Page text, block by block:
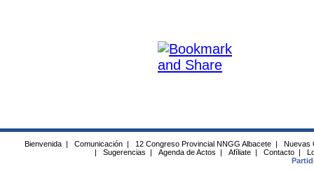
Bienvenida | Comunicación | 12 Congreso Provincial NNGG Albacete |
Nuevas
|
Sugerencias | Agenda de Actos | Afíliate | Contacto |